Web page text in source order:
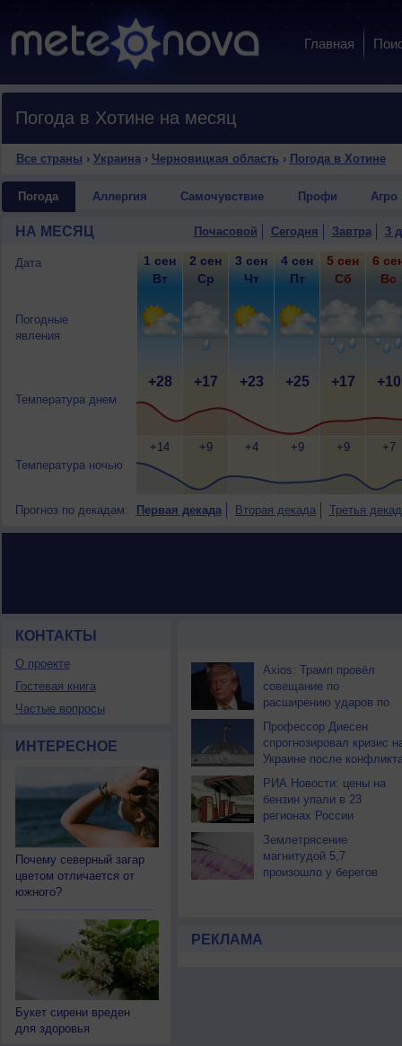
Главная
Погода в Хотине на месяц
Все страны › Украина› Черновицкая область › Погода в Хотине
Погода Аллергия Самочувствие Профи Агро
НА МЕСЯЦ Почасовой Сегодня Завтра 3
Дата
Погодные
явления
Температура днем
Температура ночью
1 сен
Вт
+28
+14
2 сен
Ср
+17
+9
3 сен
Чт
+23
+4
4 сен
Пт
+25
+9
5 сен
Сб
+17
+9
6
Вс
+10
+7
Прогноз по декадам: Первая декада Вторая декада Третья
КОНТАКТЫ
О проекте
Гостевая книга
Частые вопросы
ИНТЕРЕСНОЕ
Почему северный загар
цветом отличается от
южного?
Букет сирени вреден
для здоровья
НОВОСТИ ПАРТНЕРОВ
Axios: Трамп провёл
совещание по
расширению ударов по
Ирану
Профессор Диесен
спрогнозировал кризис
Украине после
РИА Новости: цены на
бензин упали в 23
регионах России
Землетрясение
магнитудой 5,7
произошло у берегов
РЕКЛАМА